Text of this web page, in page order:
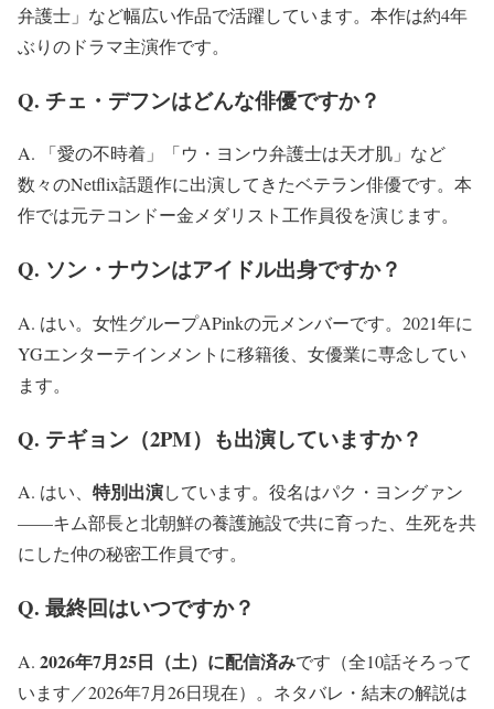
弁護士」など幅広い作品で活躍しています。本作は約4年
ぶりのドラマ主演作です。
Q. チェ・デフンはどんな俳優ですか？
A. 「愛の不時着」「ウ・ヨンウ弁護士は天才肌」など
数々のNetflix話題作に出演してきたベテラン俳優です。本
作では元テコンドー金メダリスト工作員役を演じます。
Q. ソン・ナウンはアイドル出身ですか？
A. はい。女性グループAPinkの元メンバーです。2021年に
YGエンターテインメントに移籍後、女優業に専念してい
ます。
Q. テギョン（2PM）も出演していますか？
A. はい、 特別出演しています。役名はパク・ヨングァン
——キム部長と北朝鮮の養護施設で共に育った、生死を共
にした仲の秘密工作員です。
Q. 最終回はいつですか？
A. 2026年7月25日（土）に配信済みです（全10話そろって
います／2026年7月26日現在）。ネタバレ・結末の解説は